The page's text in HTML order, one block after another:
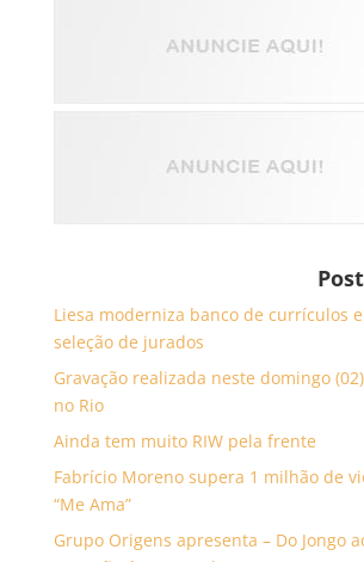
Liesa moderniza banco de currículos
seleção de jurados
Gravação realizada neste domingo
no Rio
Ainda tem muito RIW pela frente
Fabrício Moreno supera 1 milhão de
“Me Ama”
Grupo Origens apresenta – Do Jongo